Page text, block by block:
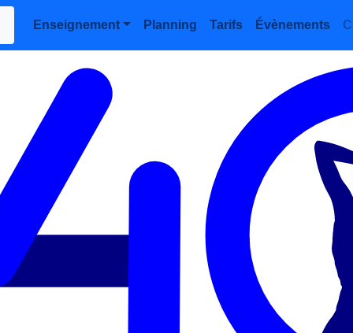
Enseignement Planning Tarifs Évènements